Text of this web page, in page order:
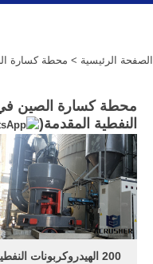
الصفحة الرئيسية > محطة كسارة الصين في الهند
النفطية المقدمة(
200 الهيدروكربونات